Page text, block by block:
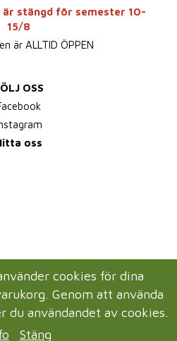
är stängd för semester 10-
15/8
är ALLTID ÖPPEN
OSS
oss
Wikinggruppen
cookies för dina
Genom att använda
du användandet av cookies.
Stäng